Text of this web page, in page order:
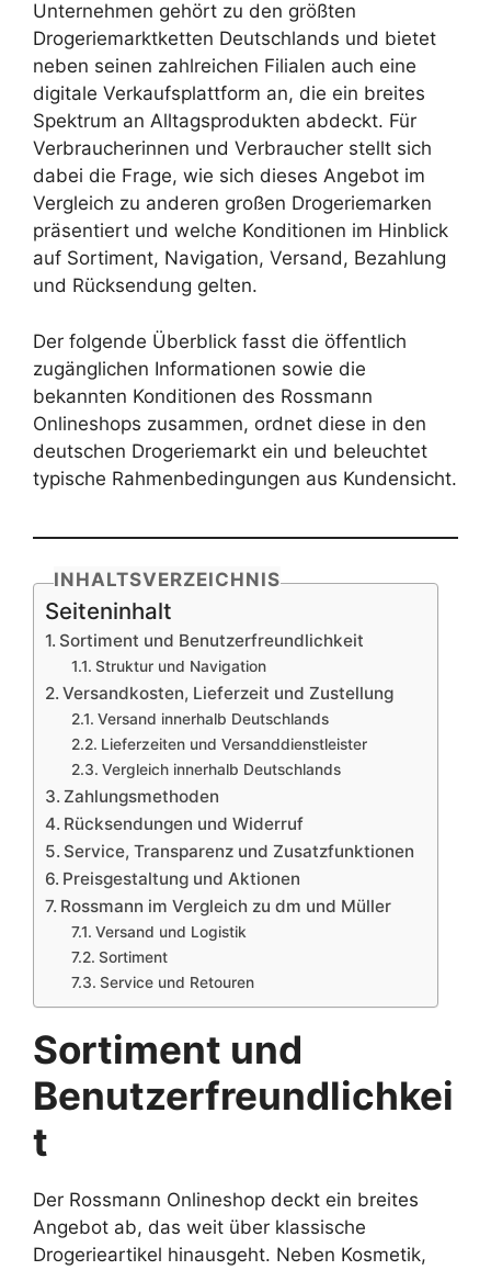
Unternehmen gehört zu den größten
Drogeriemarktketten Deutschlands und bietet
neben seinen zahlreichen Filialen auch eine
digitale Verkaufsplattform an, die ein breites
Spektrum an Alltagsprodukten abdeckt. Für
Verbraucherinnen und Verbraucher stellt sich
dabei die Frage, wie sich dieses Angebot im
Vergleich zu anderen großen Drogeriemarken
präsentiert und welche Konditionen im Hinblick
auf Sortiment, Navigation, Versand, Bezahlung
und Rücksendung gelten.
Der folgende Überblick fasst die öffentlich
zugänglichen Informationen sowie die
bekannten Konditionen des Rossmann
Onlineshops zusammen, ordnet diese in den
deutschen Drogeriemarkt ein und beleuchtet
typische Rahmenbedingungen aus Kundensicht.
INHALTSVERZEICHNIS
Seiteninhalt
Sortiment und Benutzerfreundlichkeit
Struktur und Navigation
Versandkosten, Lieferzeit und Zustellung
Versand innerhalb Deutschlands
Lieferzeiten und Versanddienstleister
Vergleich innerhalb Deutschlands
Zahlungsmethoden
Rücksendungen und Widerruf
Service, Transparenz und Zusatzfunktionen
Preisgestaltung und Aktionen
Rossmann im Vergleich zu dm und Müller
Versand und Logistik
Sortiment
Service und Retouren
Sortiment und
Benutzerfreundlichkei
t
Der Rossmann Onlineshop deckt ein breites
Angebot ab, das weit über klassische
Drogerieartikel hinausgeht. Neben Kosmetik,